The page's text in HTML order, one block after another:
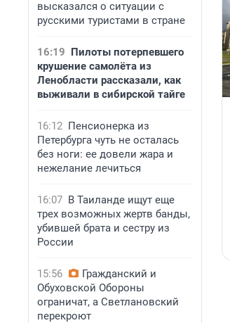
высказался о ситуации с
русскими туристами в стране
16:19 Пилоты потерпевшего
крушение самолёта из
Ленобласти рассказали, как
выживали в сибирской тайге
16:12 Пенсионерка из
Петербурга чуть не осталась
без ноги: ее довели жара и
нежелание лечиться
16:07 В Таиланде ищут еще
трех возможных жертв банды,
убившей брата и сестру из
России
15:56
Гражданский и
Обуховской Обороны
ограничат, а Светлановский
перекроют